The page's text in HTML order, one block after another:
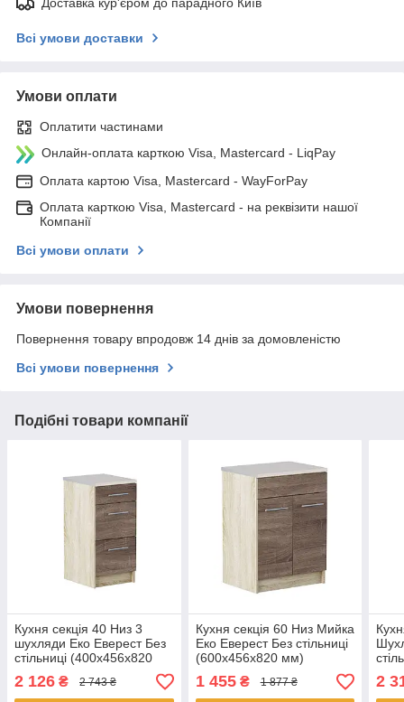
Всі умови доставки
Умови оплати
Оплатити частинами
Онлайн-оплата карткою Visa, Mastercard - LiqPay
Оплата картою Visa, Mastercard - WayForPay
Оплата карткою Visa, Mastercard - на реквізити нашої
Компанії
Всі умови оплати
Умови повернення
Повернення товару впродовж 14 днів за домовленістю
Всі умови повернення
Подібні товари компанії
Кухня секція 40 Низ 3
шухляди Еко Еверест Без
стільниці (400х456х820
мм) Сонома/Трюфель
2 126 ₴ 2 743 ₴
Кухня секція 60 Низ Мийка
Еко Еверест Без стільниці
(600х456х820 мм)
Сонома/Трюфель
1 455₴ 1 877 ₴
мм)
2